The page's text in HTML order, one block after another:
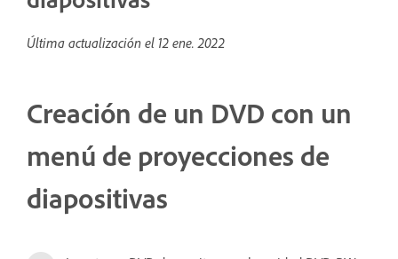
Última actualización el 12 ene. 2022
Creación de un DVD con un
menú de proyecciones de
diapositivas